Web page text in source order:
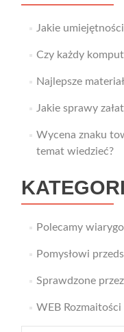
Jakie
Czy każdy
Najlepsze
Jakie sprawy
Wycena znaku
temat wiedzieć?
Polecamy
Pomysłowi
Sprawdzone
WEB Rozmaitości